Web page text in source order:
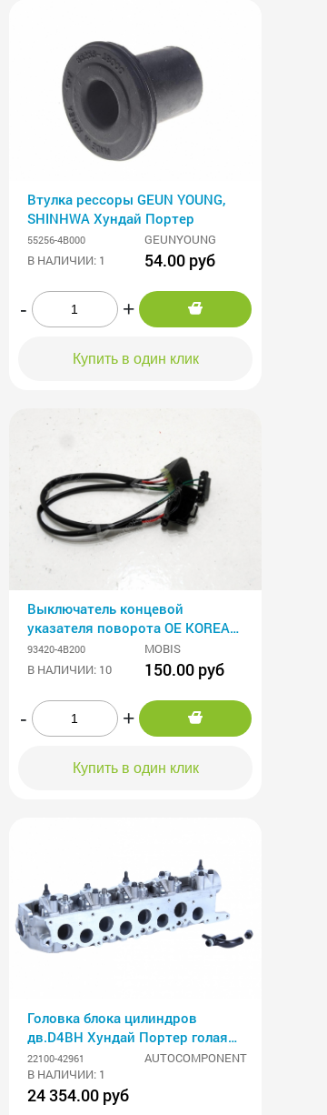
Втулка рессоры GEUN YOUNG,
SHINHWA Хундай Портер
55256-4B000
GEUNYOUNG
В НАЛИЧИИ: 1
54.00 руб
- +
Купить в один клик
Выключатель концевой
указателя поворота OE KOREA
Хундай Портер
93420-4B200
MOBIS
В НАЛИЧИИ: 10
150.00 руб
- +
Купить в один клик
Головка блока цилиндров
дв.D4BH Хундай Портер голая
AMC
22100-42961
AUTOCOMPONENT
В НАЛИЧИИ: 1
24 354.00 руб